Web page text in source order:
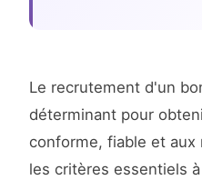
Le recrutement d'un
déterminant pour
conforme, fiable et aux
les critères essentiels